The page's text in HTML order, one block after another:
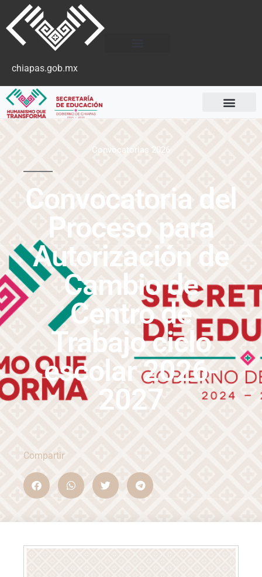
chiapas.gob.mx
Convocatorias 2026
Convocatoria del
Proceso para
Autorización de
Cambio de
Centro de
Trabajo ciclo
escolar 2026-
2027
Compartir